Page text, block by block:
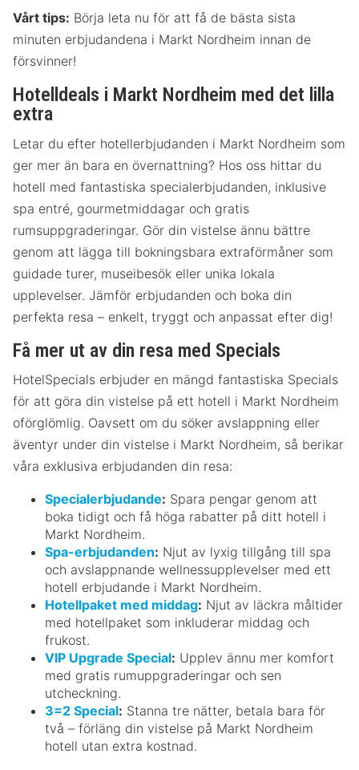
Vårt tips: Börja leta nu för att få de bästa sista
minuten erbjudandena i Markt Nordheim innan de
försvinner!
Hotelldeals i Markt Nordheim med det lilla
extra
Letar du efter hotellerbjudanden i Markt Nordheim som
ger mer än bara en övernattning? Hos oss hittar du
hotell med fantastiska specialerbjudanden, inklusive
spa entré, gourmetmiddagar och gratis
rumsuppgraderingar. Gör din vistelse ännu bättre
genom att lägga till bokningsbara extraförmåner som
guidade turer, museibesök eller unika lokala
upplevelser. Jämför erbjudanden och boka din
perfekta resa – enkelt, tryggt och anpassat efter dig!
Få mer ut av din resa med Specials
HotelSpecials erbjuder en mängd fantastiska Specials
för att göra din vistelse på ett hotell i Markt Nordheim
oförglömlig. Oavsett om du söker avslappning eller
äventyr under din vistelse i Markt Nordheim, så berikar
våra exklusiva erbjudanden din resa:
Specialerbjudande: Spara pengar genom att
boka tidigt och få höga rabatter på ditt hotell i
Markt Nordheim.
Spa-erbjudanden: Njut av lyxig tillgång till spa
och avslappnande wellnessupplevelser med ett
hotell erbjudande i Markt Nordheim.
Hotellpaket med middag: Njut av läckra måltider
med hotellpaket som inkluderar middag och
frukost.
VIP Upgrade Special: Upplev ännu mer komfort
med gratis rumuppgraderingar och sen
utcheckning.
3=2 Special: Stanna tre nätter, betala bara för
två – förläng din vistelse på Markt Nordheim
hotell utan extra kostnad.